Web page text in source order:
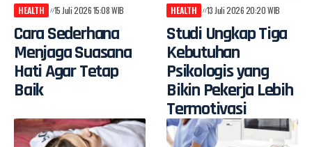
HEALTH 15 Juli 2026 15:08 WIB
Cara Sederhana
Menjaga Suasana
Hati Agar Tetap
Baik
HEALTH 13 Juli 2026 20:20 WIB
Studi Ungkap Tiga
Kebutuhan
Psikologis yang
Bikin Pekerja Lebih
Termotivasi